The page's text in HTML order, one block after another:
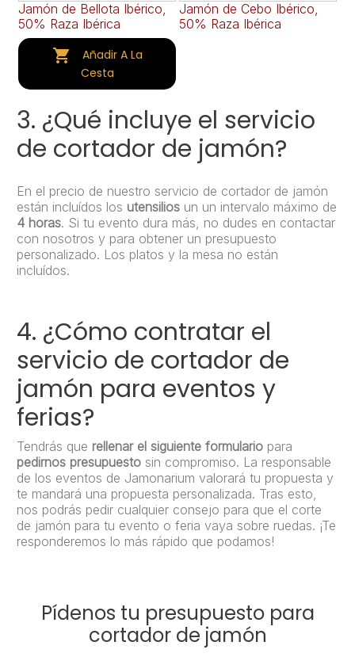
Jamón de Bellota Ibérico,
50% Raza Ibérica

Cesta
Jamón de Cebo Ibérico,
50% Raza Ibérica
3. ¿Qué incluye el servicio
de cortador de jamón?
En el precio de nuestro servicio de cortador de jamón
están incluídos los utensilios un un intervalo máximo de
4 horas. Si tu evento dura más, no dudes en contactar
con nosotros y para obtener un presupuesto
personalizado. Los platos y la mesa no están
incluídos.
4. ¿Cómo contratar el
servicio de cortador de
jamón para eventos y
ferias?
Tendrás que rellenar el siguiente formulario para
pedirnos presupuesto sin compromiso. La responsable
de los eventos de Jamonarium valorará tu propuesta y
te mandará una propuesta personalizada. Tras esto,
nos podrás pedir cualquier consejo para que el corte
de jamón para tu evento o feria vaya sobre ruedas. ¡Te
responderemos lo más rápido que podamos!
Pídenos tu presupuesto para
cortador de jamón